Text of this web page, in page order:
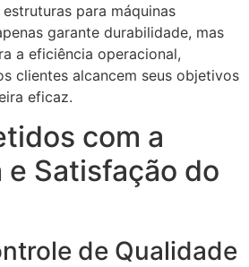
para máquinas
garante durabilidade, mas
a eficiência operacional,
clientes alcancem seus objetivos
eficaz.
com a
e Satisfação do
de Qualidade